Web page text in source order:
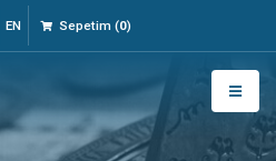
EN Sepetim (0)